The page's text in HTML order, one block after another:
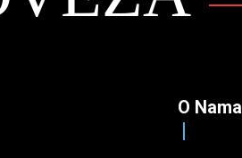
O Nama